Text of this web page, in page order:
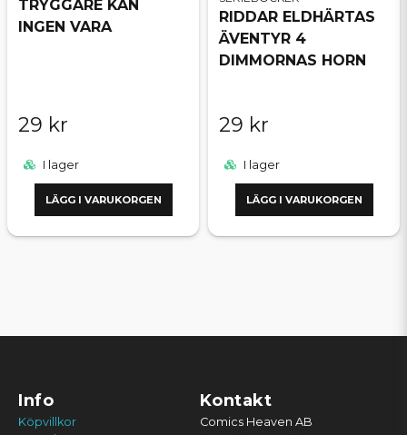
TRYGGARE KAN
INGEN VARA
29 kr
I lager
LÄGG I VARUKORGEN
RIDDAR ELDHÄRTAS
ÄVENTYR 4
DIMMORNAS HORN
29 kr
I lager
LÄGG I VARUKORGEN
Info
Köpvillkor
Kontakt
Comics Heaven AB